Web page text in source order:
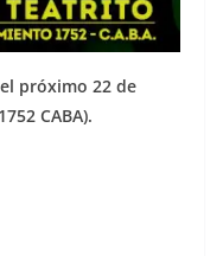
próximo 22 de
CABA).